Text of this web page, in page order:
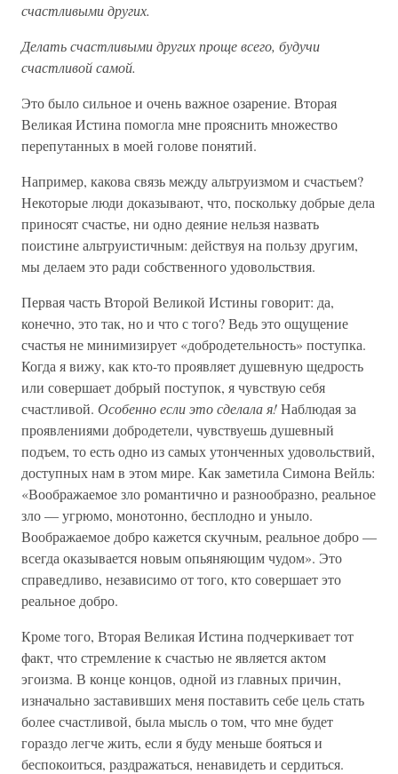
счастливыми других.
Делать счастливыми других проще всего, будучи
счастливой самой.
Это было сильное и очень важное озарение. Вторая
Великая Истина помогла мне прояснить множество
перепутанных в моей голове понятий.
Например, какова связь между альтруизмом и счастьем?
Некоторые люди доказывают, что, поскольку добрые дела
приносят счастье, ни одно деяние нельзя назвать
поистине альтруистичным: действуя на пользу другим,
мы делаем это ради собственного удовольствия.
Первая часть Второй Великой Истины говорит: да,
конечно, это так, но и что с того? Ведь это ощущение
счастья не минимизирует «добродетельность» поступка.
Когда я вижу, как кто-то проявляет душевную щедрость
или совершает добрый поступок, я чувствую себя
счастливой. Особенно если это сделала я!Наблюдая за
проявлениями добродетели, чувствуешь душевный
подъем, то есть одно из самых утонченных удовольствий,
доступных нам в этом мире. Как заметила Симона Вейль:
«Воображаемое зло романтично и разнообразно, реальное
зло — угрюмо, монотонно, бесплодно и уныло.
Воображаемое добро кажется скучным, реальное добро —
всегда оказывается новым опьяняющим чудом». Это
справедливо, независимо от того, кто совершает это
реальное добро.
Кроме того, Вторая Великая Истина подчеркивает тот
факт, что стремление к счастью не является актом
эгоизма. В конце концов, одной из главных причин,
изначально заставивших меня поставить себе цель стать
более счастливой, была мысль о том, что мне будет
гораздо легче жить, если я буду меньше бояться и
беспокоиться, раздражаться, ненавидеть и сердиться.